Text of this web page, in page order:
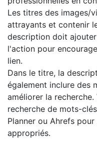
Les titres des images/
attrayants et contenir
description doit
l'action pour
lien.
Dans le titre, la
également inclure des
améliorer la
recherche de mots-
Planner ou Ahrefs
appropriés.